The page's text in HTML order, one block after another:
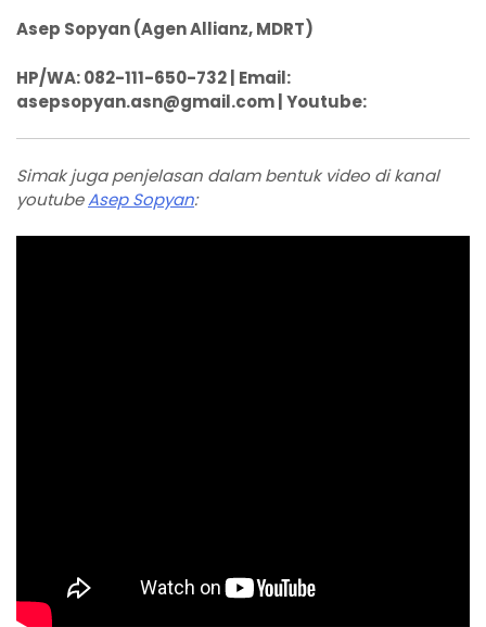
Asep Sopyan (Agen Allianz, MDRT)
HP/WA: 082-111-650-732 | Email:
asepsopyan.asn@gmail.com | Youtube:
Simak juga penjelasan dalam bentuk video di kanal
youtubeAsep Sopyan: